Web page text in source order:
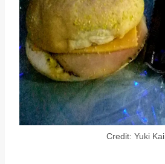
Credit: Yuki Kai